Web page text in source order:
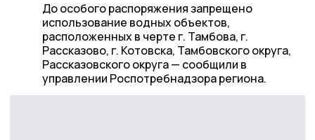
До особого распоряжения запрещено
использование водных объектов,
расположенных в черте г. Тамбова, г.
Рассказово, г. Котовска, Тамбовского округа,
Рассказовского округа — сообщили в
управлении Роспотребнадзора региона.